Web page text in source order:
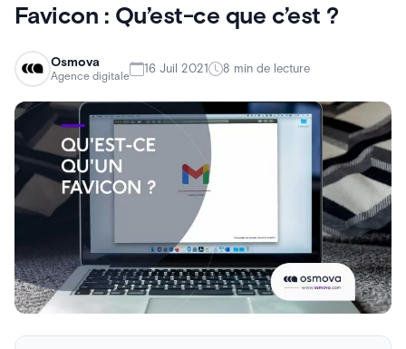
Favicon : Qu’est-ce que c’est ?
Osmova
Agence digitale
16 Juil 2021 8 min de lecture